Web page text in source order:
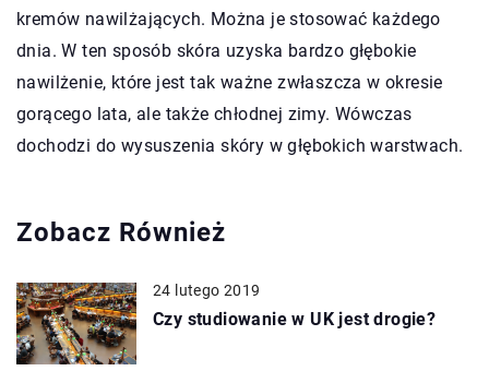
kremów nawilżających. Można je stosować każdego
dnia. W ten sposób skóra uzyska bardzo głębokie
nawilżenie, które jest tak ważne zwłaszcza w okresie
gorącego lata, ale także chłodnej zimy. Wówczas
dochodzi do wysuszenia skóry w głębokich warstwach.
Zobacz Również
24 lutego 2019
Czy studiowanie w UK jest drogie?